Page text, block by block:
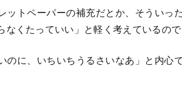
ットペーパーの補充だとか、そういっ
くたっていい」と軽く考えているので
のに、いちいちうるさいなあ」と内